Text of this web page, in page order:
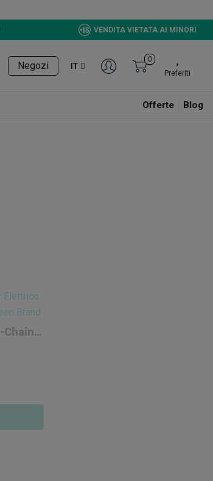
VENDITA VIETATA AI MINORI
Negozi IT
0
Preferiti
Offerte Blog
Grinder Elettrico Ball-Chain GB